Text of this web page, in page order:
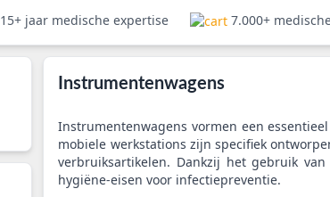
15+ jaar medische expertise 7.000+
Instrumentenwagens
Instrumentenwagens vormen een
mobiele werkstations zijn specifiek
verbruiksartikelen. Dankzij het gebruik
hygiëne-eisen voor infectiepreventie.